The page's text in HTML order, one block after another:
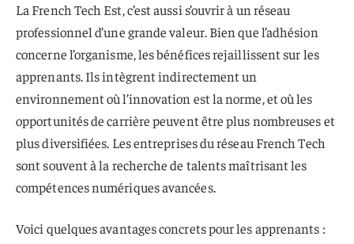
La French Tech Est, c’est aussi s’ouvrir à un réseau
professionnel d’une grande valeur. Bien que l’adhésion
concerne l’organisme, les bénéfices rejaillissent sur les
apprenants. Ils intègrent indirectement un
environnement où l’innovation est la norme, et où les
opportunités de carrière peuvent être plus nombreuses et
plus diversifiées. Les entreprises du réseau French Tech
sont souvent à la recherche de talents maîtrisant les
compétences numériques avancées.
Voici quelques avantages concrets pour les apprenants :